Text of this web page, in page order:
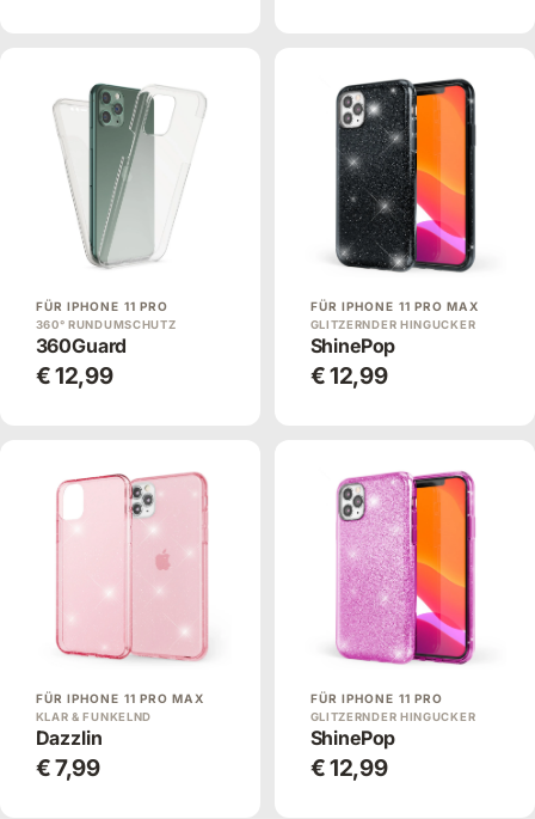
FÜR IPHONE 11 PRO
360° RUNDUMSCHUTZ
360Guard
€ 12,99
FÜR IPHONE 11 PRO MAX
GLITZERNDER HINGUCKER
ShinePop
€ 12,99
FÜR IPHONE 11 PRO MAX
KLAR & FUNKELND
Dazzlin
€ 7,99
FÜR IPHONE 11 PRO
GLITZERNDER HINGUCKER
ShinePop
€ 12,99